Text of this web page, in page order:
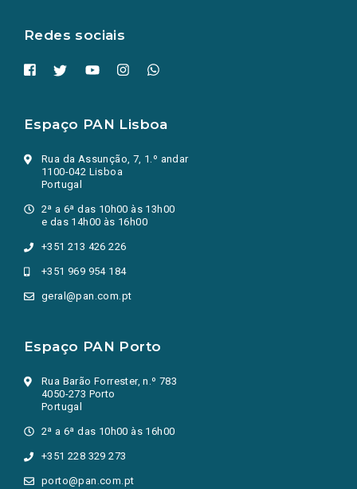
Redes sociais
Espaço PAN Lisboa
Rua da Assunção, 7, 1.º andar
1100-042 Lisboa
Portugal
2ª a 6ª das 10h00 às 13h00
e das 14h00 às 16h00
+351 213 426 226
+351 969 954 184
geral@pan.com.pt
Espaço PAN Porto
Rua Barão Forrester, n.º 783
4050-273 Porto
Portugal
2ª a 6ª das 10h00 às 16h00
+351 228 329 273
porto@pan.com.pt